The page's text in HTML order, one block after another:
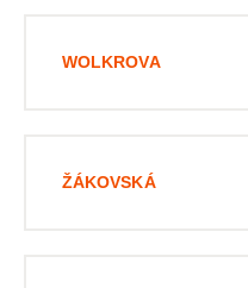
WOLKROVA
ŽÁKOVSKÁ